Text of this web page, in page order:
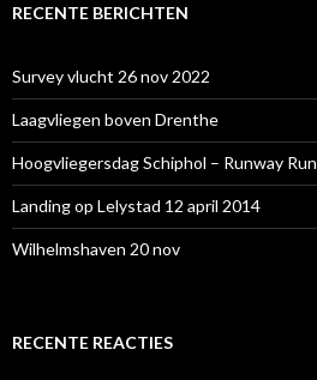
RECENTE BERICHTEN
Survey vlucht 26 nov 2022
Laagvliegen boven Drenthe
Hoogvliegersdag Schiphol – Runway Run
Landing op Lelystad 12 april 2014
Wilhelmshaven 20 nov
RECENTE REACTIES